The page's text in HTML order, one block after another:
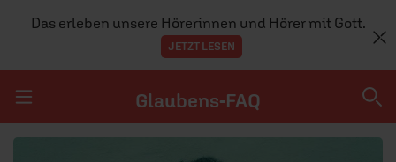
Das erleben unsere Hörerinnen und Hörer mit Gott.
JETZT LESEN
Navigation überspringen
Glaubens-FAQ